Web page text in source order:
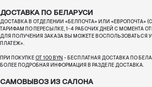
ДОСТАВКА ПО БЕЛАРУСИ
ДОСТАВКА В ОТДЕЛЕНИИ «БЕЛПОЧТА» ИЛИ «ЕВРОПОЧТА»
ТАРИФАМ ПО ПЕРЕСЫЛКЕ, 1-4 РАБОЧИХ ДНЕЙ С МОМЕНТА
ДЛЯ ПОЛУЧЕНИЯ ЗАКАЗА ВЫ МОЖЕТЕ ВОСПОЛЬЗОВАТЬСЯ
ПЛАТЕЖ».
ПРИ ПОКУПКЕ ОТ 100 BYN - БЕСПЛАТНАЯ ДОСТАВКА ПО
БОЛЕЕ ПОДРОБНАЯ ИНФОРМАЦИЯ В РАЗДЕЛЕ ДОСТАВКА.
САМОВЫВОЗ ИЗ САЛОНА